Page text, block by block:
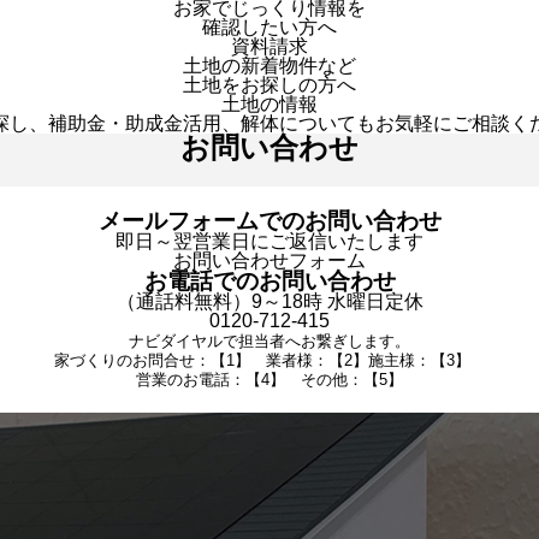
お家でじっくり情報を
確認したい方へ
資料請求
土地の新着物件など
土地をお探しの方へ
土地の情報
、補助金・助成金活用、解体についてもお気軽にご相談く
お問い合わせ
メールフォームでのお問い合わせ
即日～翌営業日にご返信いたします
お問い合わせフォーム
お電話でのお問い合わせ
（通話料無料）9～18時 水曜日定休
0120-712-415
ナビダイヤルで担当者へお繋ぎします。
家づくりのお問合せ：【1】 業者様：【2】施主様：【3】
営業のお電話：【4】 その他：【5】